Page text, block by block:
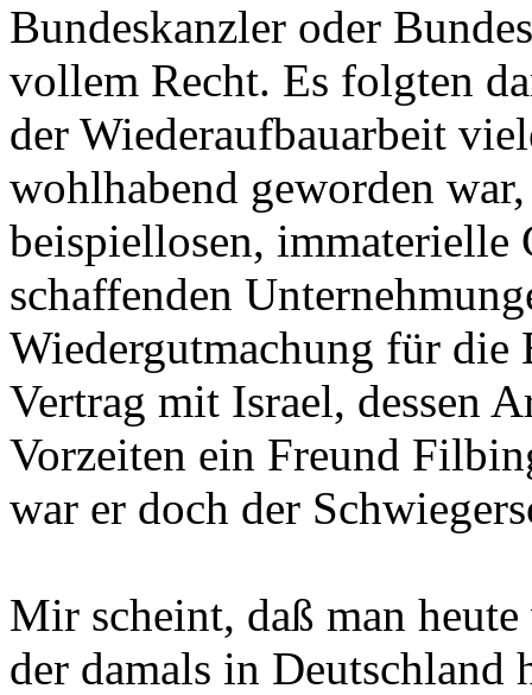
Bundeskanzler oder
vollem Recht. Es folgten
der Wiederaufbauarbeit
wohlhabend geworden
beispiellosen, immaterielle
schaffenden
Wiedergutmachung für die
Vertrag mit Israel, dessen
Vorzeiten ein Freund
war er doch der
Mir scheint, daß man
der damals in Deutschland